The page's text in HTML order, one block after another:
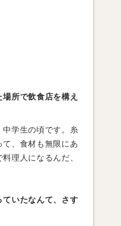
所で飲食店を構え
中学生の頃です。糸
、食材も無限にあ
理人になるんだ、
いたなんて、さす